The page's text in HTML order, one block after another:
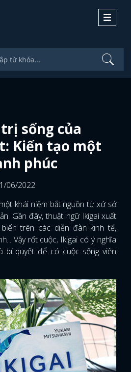
Toggle
sống của
Kiến tạo một
phúc
06/2022
khái niệm bắt nguồn từ xứ sở
Gần đây, thuật ngữ Ikigai xuất
trên các diễn đàn kinh tế,
Vậy rốt cuộc, Ikigai có ý nghĩa
bí quyết để có cuộc sống viên